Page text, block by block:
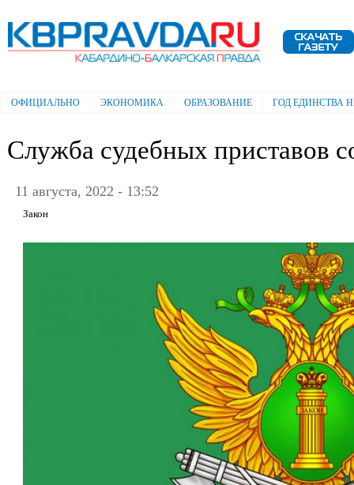
Электронная газета "Кабардино-
Балкарская правда"
Главное меню
ОФИЦИАЛЬНО ЭКОНОМИКА ОБРАЗОВАНИЕ ГОД ЕДИНСТВА
Служба судебных приставов
11 августа, 2022 - 13:52
Закон